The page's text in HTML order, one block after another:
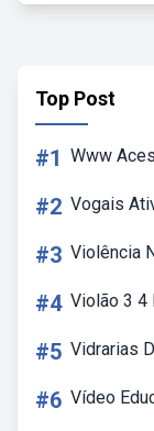
Top Post
#1 Www
#2 Vogais
#3 Violência
#4 Violão 3 4
#5 Vidrarias
#6 Vídeo